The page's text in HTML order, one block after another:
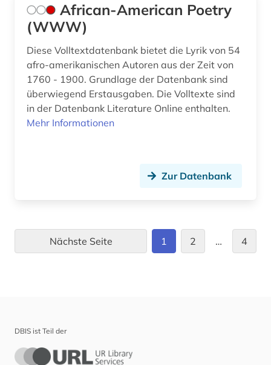
African-American Poetry
(WWW)
Diese Volltextdatenbank bietet die Lyrik von 54
afro-amerikanischen Autoren aus der Zeit von
1760 - 1900. Grundlage der Datenbank sind
überwiegend Erstausgaben. Die Volltexte sind
in der Datenbank Literature Online enthalten.
Mehr Informationen
Zur Datenbank
Nächste Seite 1 2 … 4
DBIS ist Teil der